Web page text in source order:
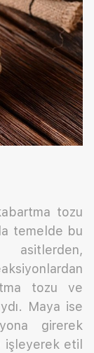
tozu
temelde bu
asitlerden,
tozu ve
Maya ise
girerek
işleyerek etil